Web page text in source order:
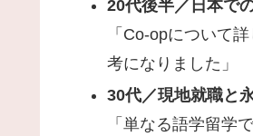
20代後半／日本で
「Co-opについて
考になりました」
30代／現地就職と
「単なる語学留学